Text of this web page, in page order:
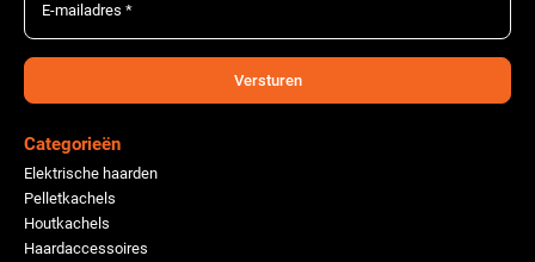
E-mailadres *
Versturen
Categorieën
Elektrische haarden
Pelletkachels
Houtkachels
Haardaccessoires